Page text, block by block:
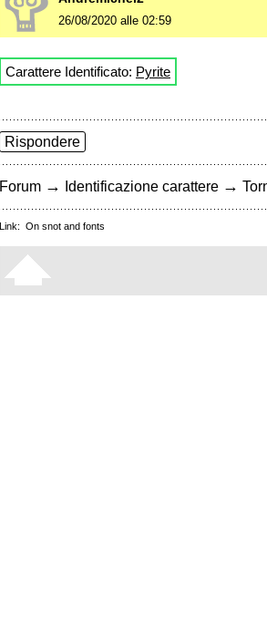
26/08/2020 alle 02:59
Carattere Identificato: Pyrite
Rispondere
Forum → Identificazione carattere →
Link: On snot and fonts